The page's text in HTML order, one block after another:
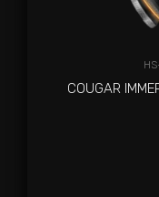
COUGAR